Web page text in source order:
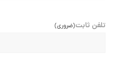
تلفن ثابت(ضروری)